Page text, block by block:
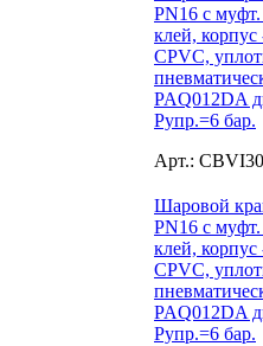
PN16 с
клей,
CPVC,
PAQ012DA
Рупр.=6 бар.
Арт.:
Шаровой
PN16 с
клей,
CPVC,
PAQ012DA
Рупр.=6 бар.